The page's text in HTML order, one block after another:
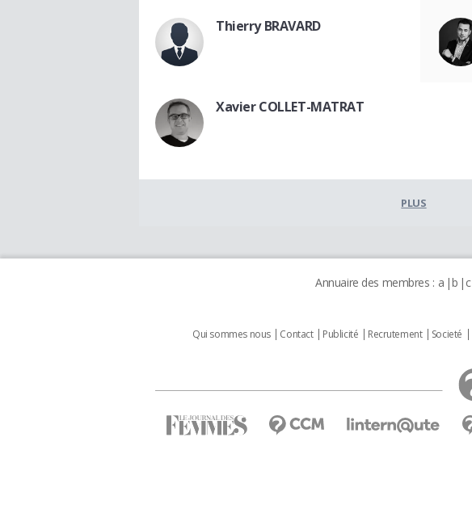
Thierry BRAVARD
Xavier COLLET-MATRAT
PLUS
Annuaire des membres : a b c
Qui sommes nous Contact Publicité Recrutement Societé